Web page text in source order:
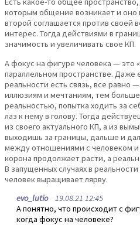
которым общение возникает и оно
второй соглашается против своей
интерес. Тогда действиями в
значимость и увеличивать свое КП.
А фокус на фигуре человека — это
параллельном пространстве. Даже
реальности есть связь, все равно
иллюзиям и мечтаниям, тем больше
реальностью, попытка ходить за
лаз к нему в голову. Тогда
из своего актуального КП, а из
выходишь за границы, дальше и
между отношениями с человеком и
корона продолжает расти, а
В запущенных случаях в
человек выращивает лярву.
evo_lutio19.08.21 12:45
А понятно, что происходит с
когда фокус на человеке?